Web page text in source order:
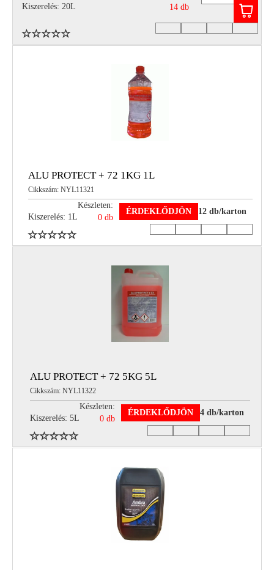
Kiszerelés: 20L
14 db
ALU PROTECT + 72 1KG 1L
Cikkszám: NYL11321
Kiszerelés: 1L
Készleten:
0 db
ÉRDEKLŐDJÖN 12 db/karton
ALU PROTECT + 72 5KG 5L
Cikkszám: NYL11322
Kiszerelés: 5L
Készleten:
0 db
ÉRDEKLŐDJÖN 4 db/karton